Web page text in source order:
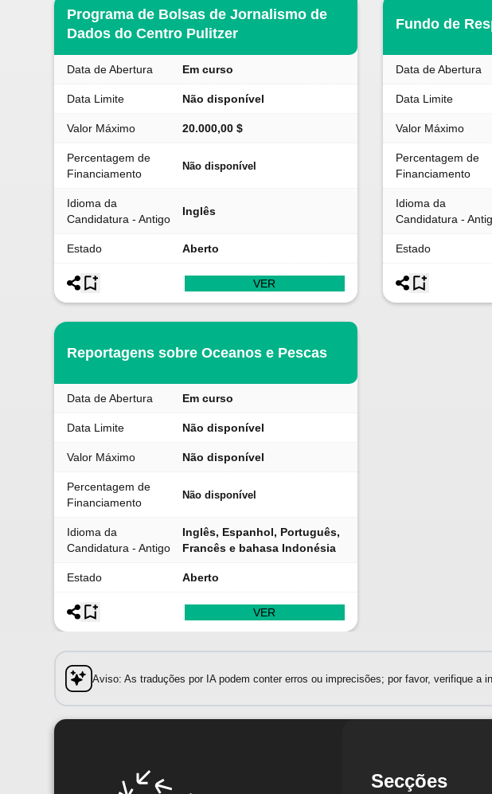
Programa de Bolsas de Jornalismo de
Dados do Centro Pulitzer
Data de Abertura Em curso
Data Limite Não disponível
Valor Máximo 20.000,00 $
Percentagem de
Financiamento
Não disponível
Idioma da
Candidatura - Antigo
Inglês
Estado Aberto
VER
Fundo de
Data de Abertura
Data Limite
Valor Máximo
Percentagem de
Financiamento
Idioma da
Candidatura -
Estado
Reportagens sobre Oceanos e Pescas
Data de Abertura Em curso
Data Limite Não disponível
Valor Máximo Não disponível
Percentagem de
Financiamento
Não disponível
Idioma da
Candidatura - Antigo
Inglês, Espanhol, Português,
Francês e bahasa Indonésia
Estado Aberto
VER
Aviso: As traduções por IA podem conter erros ou imprecisões; por favor, verifique a
Secções